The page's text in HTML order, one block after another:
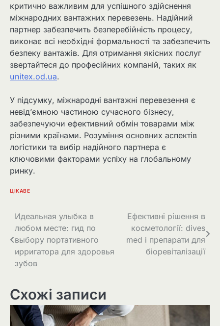
критично важливим для успішного здійснення
міжнародних вантажних перевезень. Надійний
партнер забезпечить безперебійність процесу,
виконає всі необхідні формальності та забезпечить
безпеку вантажів. Для отримання якісних послуг
звертайтеся до професійних компаній, таких як
unitex.od.ua.
У підсумку, міжнародні вантажні перевезення є
невід’ємною частиною сучасного бізнесу,
забезпечуючи ефективний обмін товарами між
різними країнами. Розуміння основних аспектів
логістики та вибір надійного партнера є
ключовими факторами успіху на глобальному
ринку.
ЦІКАВЕ
Навігація
записів
Идеальная улыбка в
любом месте: гид по
выбору портативного
ирригатора для здоровья
зубов
Ефективні рішення в
косметології: dives
med і препарати для
біоревіталізації
Схожі записи